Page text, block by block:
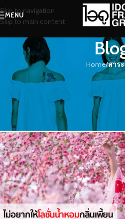
Skip to navigation
Skip to main content
MENU
Home/สาร
สาระน่ารู้
ไม่อยากให้โลชั่นน้
ต้องรู้วิธีการเก็บให้
น้ำหอม On 01/